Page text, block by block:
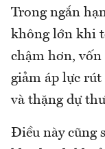
Trong ngắn
không lớn khi
chậm hơn, vốn
giảm áp lực rút
và thặng dự
Điều này cũng